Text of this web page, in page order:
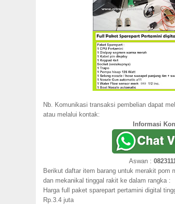
Nb. Komunikasi transaksi pembelian dapat
atau melalui kontak:
Informasi
Aswan :
Berikut daftar item barang untuk merakit pom
dan mekanikal tinggal rakit ke dalam rangka :
Harga full paket sparepart pertamini digital
Rp.3.4 juta